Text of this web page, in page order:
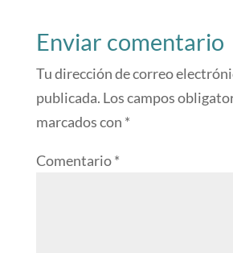
Enviar comentario
Tu dirección de correo
publicada. Los campos
marcados con *
Comentario*